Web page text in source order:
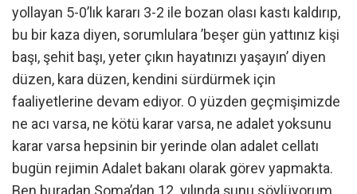
yollayan 5-0’lık kararı 3-2 ile bozan olası kastı kaldırıp,
bu bir kaza diyen, sorumlulara ’beşer gün yattınız kişi
başı, şehit başı, yeter çıkın hayatınızı yaşayın’ diyen
düzen, kara düzen, kendini sürdürmek için
faaliyetlerine devam ediyor. O yüzden geçmişimizde
ne acı varsa, ne kötü karar varsa, ne adalet yoksunu
karar varsa hepsinin bir yerinde olan adalet cellatı
bugün rejimin Adalet bakanı olarak görev yapmakta.